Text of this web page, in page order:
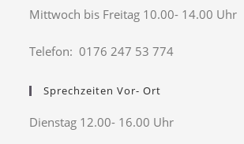
Mittwoch bis Freitag 10.00- 14.00 Uhr
Telefon: 0176 247 53 774
Sprechzeiten Vor- Ort
Dienstag 12.00- 16.00 Uhr